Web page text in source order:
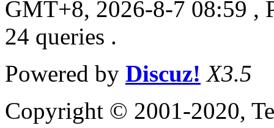
GMT+8, 2026-8-7 08:59 ,
24 queries .
Powered by Discuz! X3.5
Copyright © 2001-2020,